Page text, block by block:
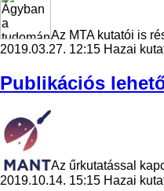
Az MTA kutatói is
2019.03.27. 12:15 Hazai
Publikációs
Az űrkutatással
2019.10.14. 15:15 Hazai